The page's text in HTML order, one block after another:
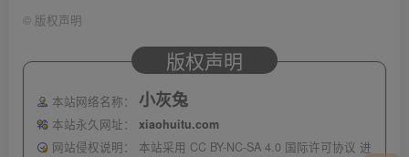
© 版权声明
版权声明
本站网络名称： 小灰兔
本站永久网址：
xiaohuitu.com
网站侵权说明：
本站采用 CC BY-NC-SA 4.0 国际许可协议 进